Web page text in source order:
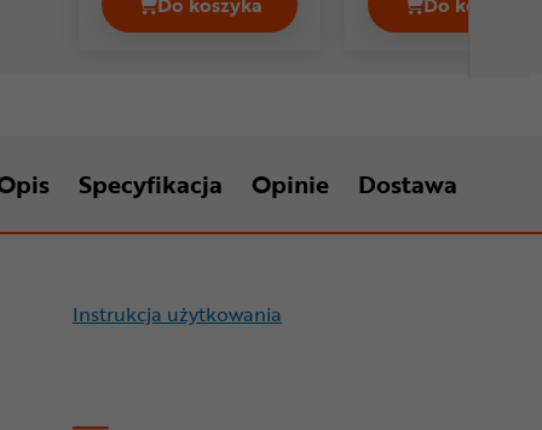
Kaseta MAGENE Cena 59,99 złKaseta
Specyfikacja Opinie Dostawa
Instrukcja użytkowania